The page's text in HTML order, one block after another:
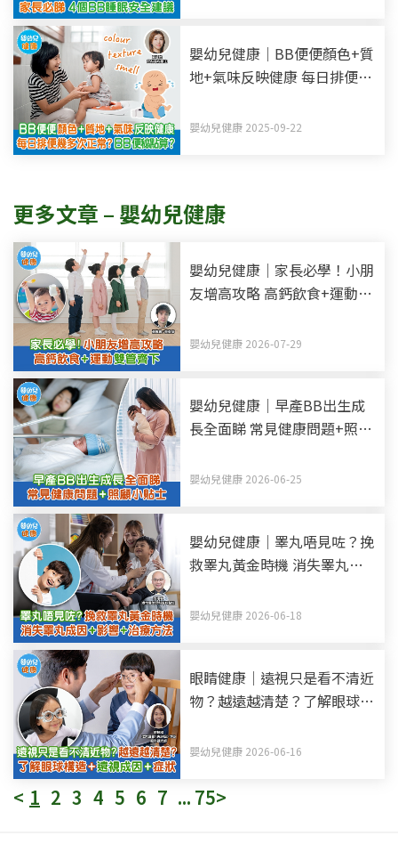
嬰幼兒健康｜BB便便顏色+質
地+氣味反映健康 每日排便幾
嬰幼兒健康 2025-09-22
更多文章 – 嬰幼兒健康
嬰幼兒健康｜家長必學！小朋
友增高攻略 高鈣飲食+運動雙
嬰幼兒健康 2026-07-29
嬰幼兒健康｜早產BB出生成
長全面睇 常見健康問題+照顧
嬰幼兒健康 2026-06-25
嬰幼兒健康｜睪丸唔見咗？挽
救睪丸黃金時機 消失睪丸—
嬰幼兒健康 2026-06-18
眼睛健康｜遠視只是看不清近
物？越遠越清楚？了解眼球構
嬰幼兒健康 2026-06-16
< 1 2 3 4 5 6 7 ... 75>